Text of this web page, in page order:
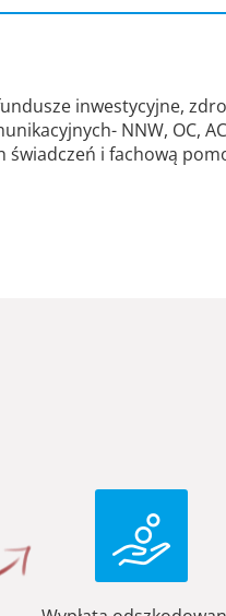
inwestycyjne,
NNW, OC,
świadczeń i fachową